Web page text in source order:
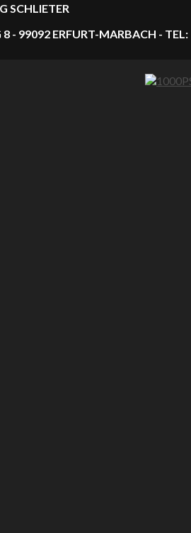
SCHLIETER
- 99092 ERFURT-MARBACH -